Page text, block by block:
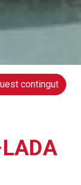
contingut